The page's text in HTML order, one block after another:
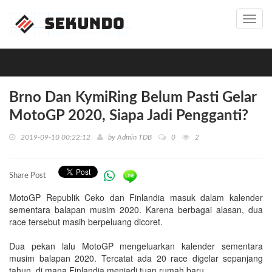
Brno Dan KymiRing Belum Pasti Gelar
MotoGP 2020, Siapa Jadi Pengganti?
2019-09-10 00:22:12 by Admin TDB 0 2
Share Post
MotoGP Republik Ceko dan Finlandia masuk dalam kalender
sementara balapan musim 2020. Karena berbagai alasan, dua
race tersebut masih berpeluang dicoret.
Dua pekan lalu MotoGP mengeluarkan kalender sementara
musim balapan 2020. Tercatat ada 20 race digelar sepanjang